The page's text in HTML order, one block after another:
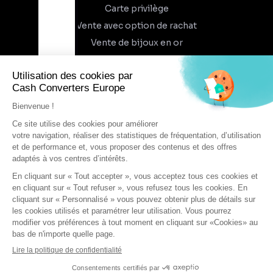
AJOUTER AU PANIER
Carte privilège
Vente avec option de rachat
Vente de bijoux en or
À propos
Recrutement
Trouvez un magasin
Rejoindre l'aventure
DEVENIR FRANCHISÉ
Conditions générales d'utilisation
Protection des données